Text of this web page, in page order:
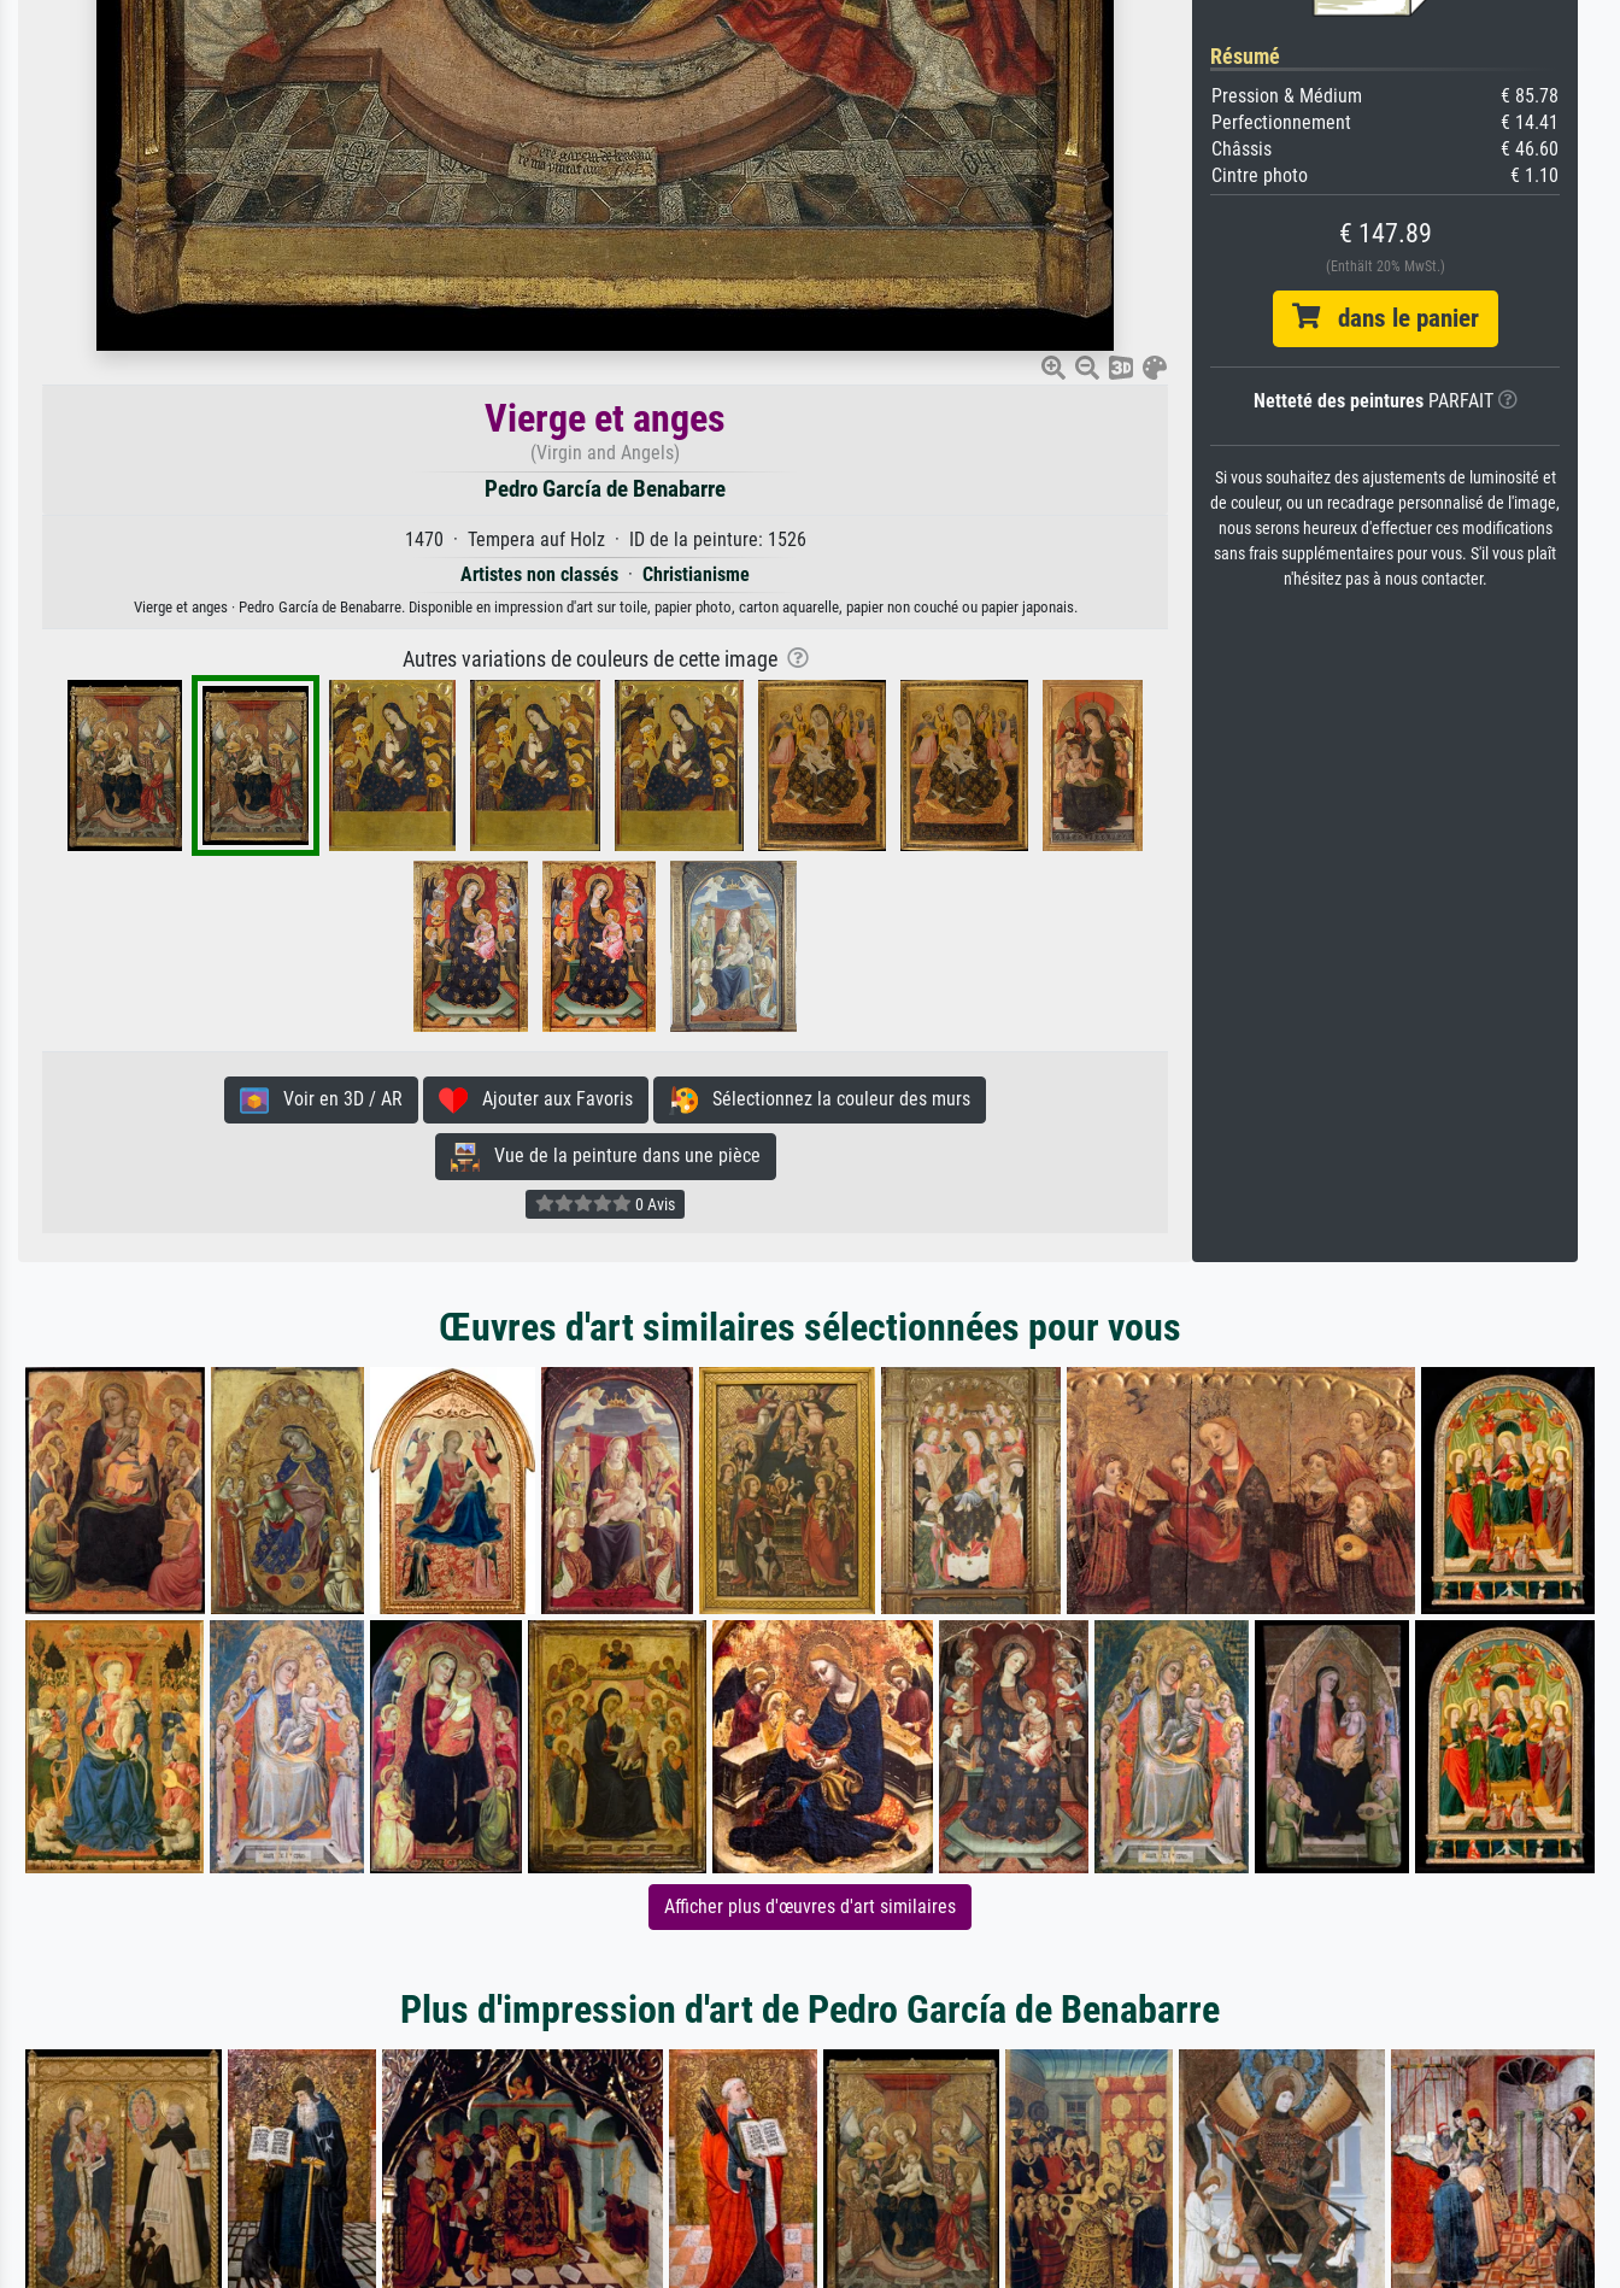
Vierge et anges
(Virgin and Angels)
Pedro García de Benabarre
1470 · Tempera auf Holz · ID de la peinture: 1526
Artistes non classés · Christianisme
Vierge et anges · Pedro García de Benabarre. Disponible en impression d'art sur toile, papier photo, carton aquarelle, papier non couché ou papier japonais.
Autres variations de couleurs de cette image
Voir en 3D / AR Ajouter aux Favoris Sélectionnez la couleur des murs
Vue de la peinture dans une pièce
0 Avis
Résumé
Pression & Médium
€ 85.78
Perfectionnement
€ 14.41
Châssis
€ 46.60
Cintre photo
€ 1.10
€ 147.89
(Enthält 20% MwSt.)
dans le panier
Netteté des peinturesPARFAIT
Si vous souhaitez des ajustements de luminosité et
de couleur, ou un recadrage personnalisé de l'image,
nous serons heureux d'effectuer ces modifications
sans frais supplémentaires pour vous. S'il vous plaît
n'hésitez pas à nous contacter.
Œuvres d'art similaires sélectionnées pour vous
Afficher plus d'œuvres d'art similaires
Plus d'impression d'art de Pedro García de Benabarre